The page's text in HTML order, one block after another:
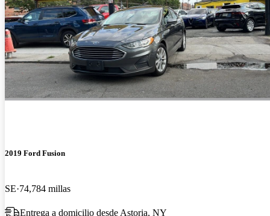
2019 Ford Fusion
SE 74,784 millas
Entrega a domicilio desde Astoria, NY